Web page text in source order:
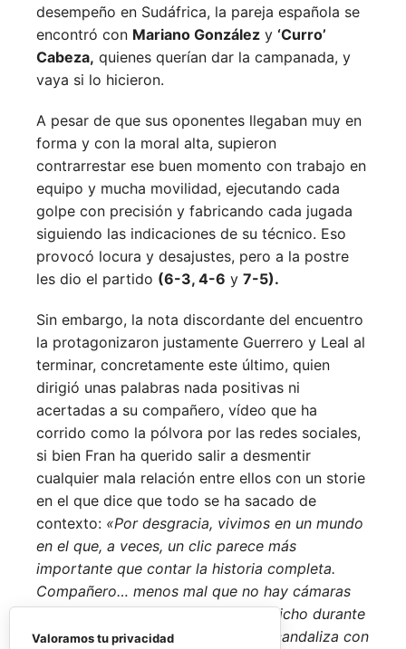
desempeño en Sudáfrica, la pareja española se
encontró con Mariano González y ‘Curro’
Cabeza, quienes querían dar la campanada, y
vaya si lo hicieron.
A pesar de que sus oponentes llegaban muy en
forma y con la moral alta, supieron
contrarrestar ese buen momento con trabajo en
equipo y mucha movilidad, ejecutando cada
golpe con precisión y fabricando cada jugada
siguiendo las indicaciones de su técnico. Eso
provocó locura y desajustes, pero a la postre
les dio el partido (6-3, 4-6 y 7-5).
Sin embargo, la nota discordante del encuentro
la protagonizaron justamente Guerrero y Leal al
terminar, concretamente este último, quien
dirigió unas palabras nada positivas ni
acertadas a su compañero, vídeo que ha
corrido como la pólvora por las redes sociales,
si bien Fran ha querido salir a desmentir
cualquier mala relación entre ellos con un storie
en el que dice que todo se ha sacado de
contexto: «Por desgracia, vivimos en un mundo
en el que, a veces, un clic parece más
importante que contar la historia completa.
Compañero… menos mal que no hay cámaras
grabando todo lo que nos hemos dicho durante
estos años, porque si alguno se escandaliza con
Valoramos tu privacidad